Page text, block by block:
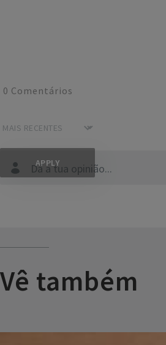
Dá a tua opinião...
0 Comentários
Vê também